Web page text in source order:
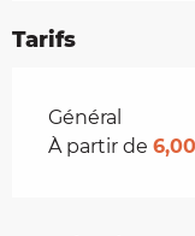
Tarifs
Tarifs 2026
Général
À partir de